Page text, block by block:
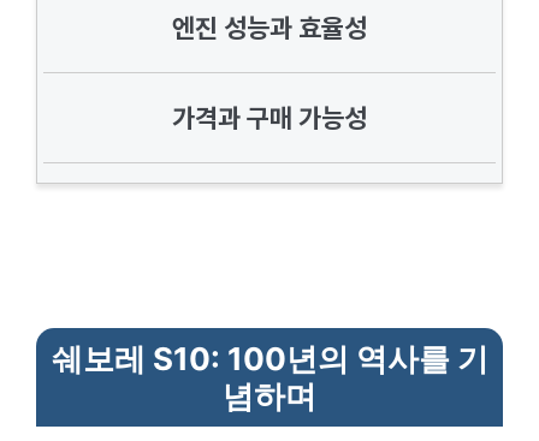
엔진 성능과 효율성
가격과 구매 가능성
쉐보레 S10: 100년의 역사를 기
념하며